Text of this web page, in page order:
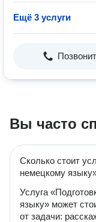
Ещё 3 услуги
Вы часто
Сколько стоит
немецкому
Услуга
языку» может
от задачи: